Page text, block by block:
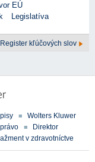
EÚ
Legislatíva
Register kľúčových slov
Wolters Kluwer
Direktor
v zdravotníctve